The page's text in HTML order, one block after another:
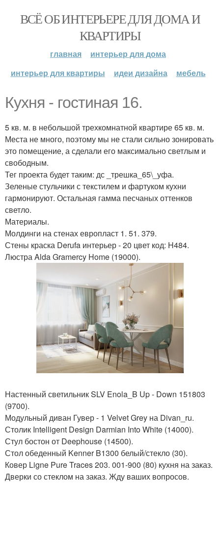
ВСЁ ОБ ИНТЕРЬЕРЕ ДЛЯ ДОМА И
КВАРТИРЫ
главная
интерьер для дома
интерьер для квартиры
идеи дизайна мебель
Кухня - гостиная 16.
5 кв. м. в небольшой трехкомнатной квартире 65 кв. м.
Места не много, поэтому мы не стали сильно зонировать
это помещение, а сделали его максимально светлым и
свободным.
Тег проекта будет таким: дс _трешка_65\_уфа.
Зеленые стульчики с текстилем и фартуком кухни
гармонируют. Остальная гамма песчаных оттенков
светло.
Материалы.
Молдинги на стенах европласт 1. 51. 379.
Стены краска Derufa интерьер - 20 цвет код: H484.
Люстра Alda Gramercy Home (19000).
Настенный светильник SLV Enola_B Up - Down 151803
(9700).
Модульный диван Гувер - 1 Velvet Grey на Divan_ru.
Столик Intelligent Design Darmian Into White (14000).
Стул бостон от Deephouse (14500).
Стол обеденный Kenner B1300 белый/стекло (30).
Ковер Ligne Pure Traces 203. 001-900 (80) кухня на заказ.
Дверки со стеклом на заказ. Жду ваших вопросов.